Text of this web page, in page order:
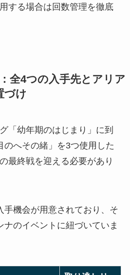
する場合は回数管理を徹底
全4つの入手先とアリア
づけ
「幼年期のはじまり」に到
のへその緒」を3つ使用した
最終戦を迎える必要があり
手機会が用意されており、そ
ナのイベントに紐づいていま